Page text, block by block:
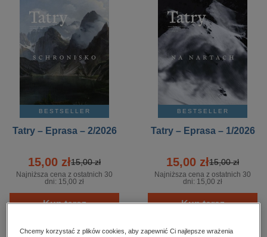
polityka, społeczno-informacyjne
psychologiczne
inne
popularno-naukowe
zdrowie
religie
BESTSELLER
Tatry – Eprasa – 2/2026
15,00 zł15,00 zł
Najniższa cena z ostatnich 30
dni: 15,00 zł
Kup teraz
BESTSELLER
Tatry – Eprasa – 1/2026
15,00 zł15,00 zł
Najniższa cena z ostatnich 30
dni: 15,00 zł
Kup teraz
Chcemy korzystać z plików cookies, aby zapewnić Ci najlepsze wrażenia